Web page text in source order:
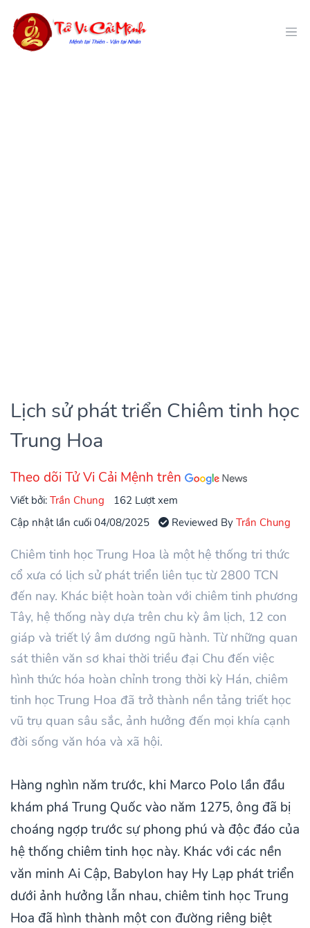
Lịch sử phát triển Chiêm tinh học
Trung Hoa
Theo dõi Tử Vi Cải Mệnh trên
Viết bởi:Trần Chung
162 Lượt xem
Cập nhật lần cuối 04/08/2025
Reviewed ByTrần Chung
Chiêm tinh học Trung Hoa là một hệ thống tri thức
cổ xưa có lịch sử phát triển liên tục từ 2800 TCN
đến nay. Khác biệt hoàn toàn với chiêm tinh phương
Tây, hệ thống này dựa trên chu kỳ âm lịch, 12 con
giáp và triết lý âm dương ngũ hành. Từ những quan
sát thiên văn sơ khai thời triều đại Chu đến việc
hình thức hóa hoàn chỉnh trong thời kỳ Hán, chiêm
tinh học Trung Hoa đã trở thành nền tảng triết học
vũ trụ quan sâu sắc, ảnh hưởng đến mọi khía cạnh
đời sống văn hóa và xã hội.
Hàng nghìn năm trước, khi Marco Polo lần đầu
khám phá Trung Quốc vào năm 1275, ông đã bị
choáng ngợp trước sự phong phú và độc đáo của
hệ thống chiêm tinh học này. Khác với các nền
văn minh Ai Cập, Babylon hay Hy Lạp phát triển
dưới ảnh hưởng lẫn nhau, chiêm tinh học Trung
Hoa đã hình thành một con đường riêng biệt